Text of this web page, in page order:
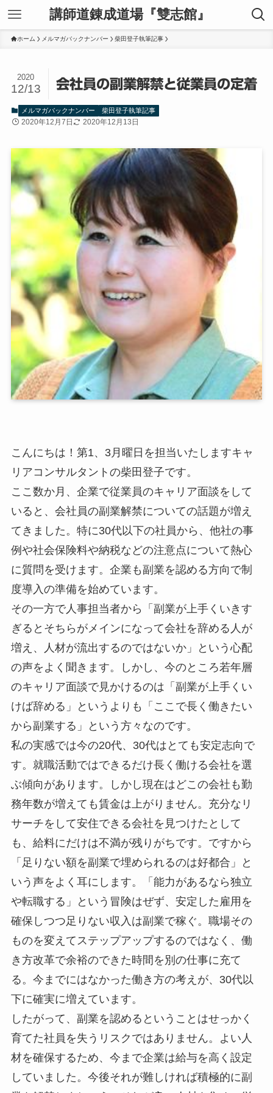
講師道錬成道場『雙志館』
ホーム メルマガバックナンバー 柴田登子執筆記事
会社員の副業解禁と従業員の定着
2020
12/13
メルマガバックナンバー 柴田登子執筆記事
2020年12月7日 2020年12月13日
こんにちは！第1、3月曜日を担当いたしますキャ
リアコンサルタントの柴田登子です。
ここ数か月、企業で従業員のキャリア面談をして
いると、会社員の副業解禁についての話題が増え
てきました。特に30代以下の社員から、他社の事
例や社会保険料や納税などの注意点について熱心
に質問を受けます。企業も副業を認める方向で制
度導入の準備を始めています。
その一方で人事担当者から「副業が上手くいきす
ぎるとそちらがメインになって会社を辞める人が
増え、人材が流出するのではないか」という心配
の声をよく聞きます。しかし、今のところ若年層
のキャリア面談で見かけるのは「副業が上手くい
けば辞める」というよりも「ここで長く働きたい
から副業する」という方々なのです。
私の実感では今の20代、30代はとても安定志向で
す。就職活動ではできるだけ長く働ける会社を選
ぶ傾向があります。しかし現在はどこの会社も勤
務年数が増えても賃金は上がりません。充分なリ
サーチをして安住できる会社を見つけたとして
も、給料にだけは不満が残りがちです。ですから
「足りない額を副業で埋められるのは好都合」と
いう声をよく耳にします。「能力があるなら独立
や転職する」という冒険はぜず、安定した雇用を
確保しつつ足りない収入は副業で稼ぐ。職場その
ものを変えてステップアップするのではなく、働
き方改革で余裕のできた時間を別の仕事に充て
る。今までにはなかった働き方の考えが、30代以
下に確実に増えています。
したがって、副業を認めるということはせっかく
育てた社員を失うリスクではありません。よい人
材を確保するため、今まで企業は給与を高く設定
していました。今後それが難しければ積極的に副